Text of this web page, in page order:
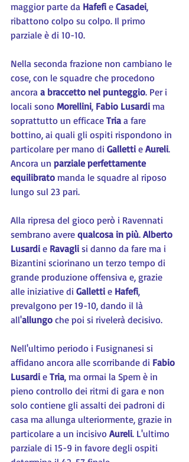
maggior parte da Hafefi e Casadei,
ribattono colpo su colpo. Il primo
parziale è di 10-10.
Nella seconda frazione non cambiano le
cose, con le squadre che procedono
ancora a braccetto nel punteggio. Per i
locali sono Morellini, Fabio Lusardi ma
soprattutto un efficace Tria a fare
bottino, ai quali gli ospiti rispondono in
particolare per mano di Galletti e Aureli.
Ancora un parziale perfettamente
equilibrato manda le squadre al riposo
lungo sul 23 pari.
Alla ripresa del gioco però i Ravennati
sembrano avere qualcosa in più. Alberto
Lusardi e Ravagli si danno da fare ma i
Bizantini sciorinano un terzo tempo di
grande produzione offensiva e, grazie
alle iniziative di Galletti e Hafefi,
prevalgono per 19-10, dando il là
all'allungo che poi si rivelerà decisivo.
Nell'ultimo periodo i Fusignanesi si
affidano ancora alle scorribande di Fabio
Lusardi e Tria, ma ormai la Spem è in
pieno controllo dei ritmi di gara e non
solo contiene gli assalti dei padroni di
casa ma allunga ulteriormente, grazie in
particolare a un incisivo Aureli. L'ultimo
parziale di 15-9 in favore degli ospiti